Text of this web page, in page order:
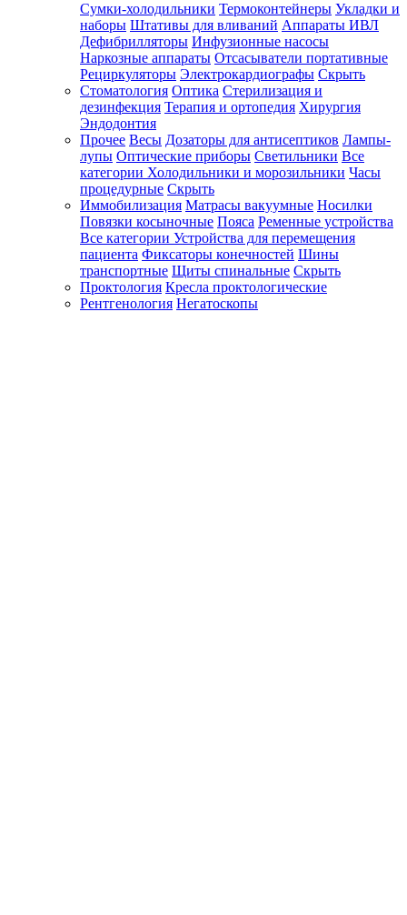
Сумки-холодильники Термоконтейнеры Укладки и
наборы Штативы для вливаний Аппараты ИВЛ
Дефибрилляторы Инфузионные насосы
Наркозные аппараты Отсасыватели портативные
Рециркуляторы Электрокардиографы Скрыть
Стоматология Оптика Стерилизация и
дезинфекция Терапия и ортопедия Хирургия
Эндодонтия
Прочее Весы Дозаторы для антисептиков Лампы-
лупы Оптические приборы Светильники Все
категории Холодильники и морозильники Часы
процедурные Скрыть
Иммобилизация Матрасы вакуумные Носилки
Повязки косыночные Пояса Ременные устройства
Все категории Устройства для перемещения
пациента Фиксаторы конечностей Шины
транспортные Щиты спинальные Скрыть
Проктология Кресла проктологические
Рентгенология Негатоскопы